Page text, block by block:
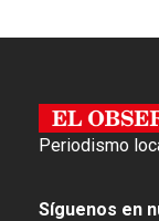
Periodismo
Síguenos en